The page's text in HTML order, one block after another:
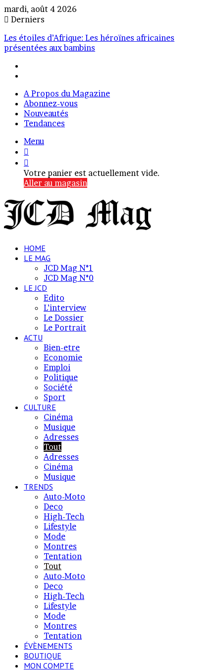
mardi, août 4 2026
Derniers
Les étoiles d’Afrique: Les héroïnes africaines
présentées aux bambins
A Propos du Magazine
Abonnez-vous
Nouveautés
Tendances
Menu
votre
panier
Votre panier est actuellement vide.
Aller au magasin
HOME
LE MAG
JCD Mag N°1
JCD Mag N°0
LE JCD
Edito
L’interview
Le Dossier
Le Portrait
ACTU
Bien-etre
Economie
Emploi
Politique
Société
Sport
CULTURE
Cinéma
Musique
Adresses
Tout
Adresses
Cinéma
Musique
TRENDS
Auto-Moto
Deco
High-Tech
Lifestyle
Mode
Montres
Tentation
Tout
Auto-Moto
Deco
High-Tech
Lifestyle
Mode
Montres
Tentation
ÉVÈNEMENTS
BOUTIQUE
MON COMPTE